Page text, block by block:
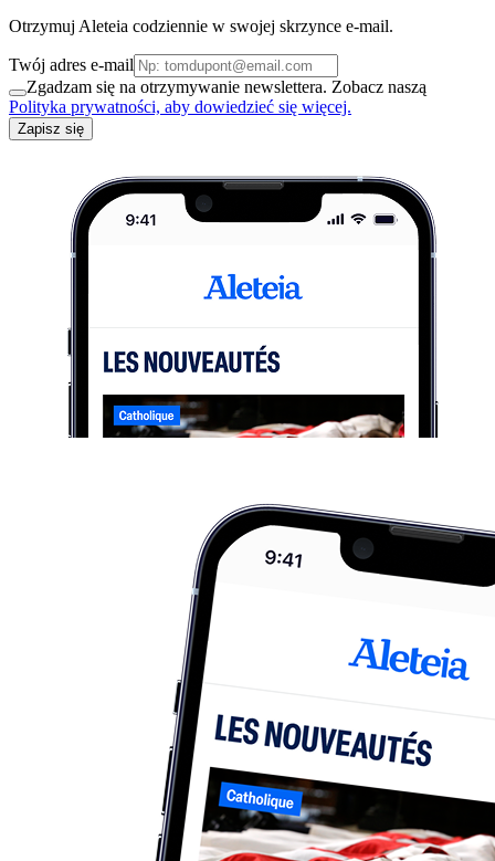
Otrzymuj Aleteia codziennie w swojej skrzynce e-mail.
Twój adres e-mail
Zgadzam się na otrzymywanie newslettera. Zobacz naszą
Polityka prywatności, aby dowiedzieć się więcej.
Zapisz się